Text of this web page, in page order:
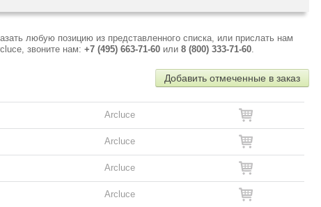
любую позицию из представленного списка, или прислать нам
звоните нам: +7 (495) 663-71-60 или 8 (800) 333-71-60.
Добавить отмеченные в заказ
Arcluce
Arcluce
Arcluce
Arcluce